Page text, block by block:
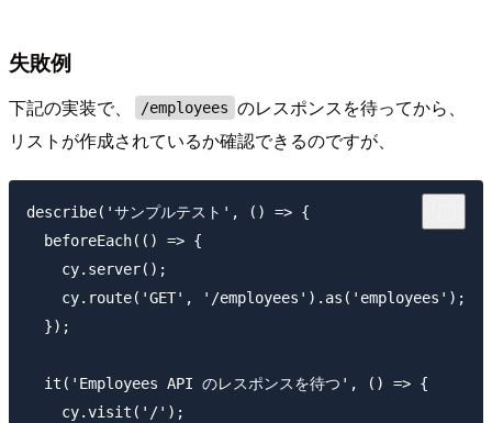
失敗例
下記の実装で、 /employees のレスポンスを待ってから、
リストが作成されているか確認できるのですが、
describe('サンプルテスト', () => {
  beforeEach(() => {
    cy.server();
    cy.route('GET', '/employees').as('employees');
  });
  it('Employees API のレスポンスを待つ', () => {
    cy.visit('/');